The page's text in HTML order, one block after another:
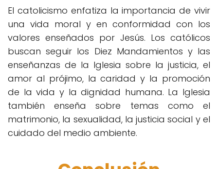
El catolicismo enfatiza la importancia de vivir
una vida moral y en conformidad con los
valores enseñados por Jesús. Los católicos
buscan seguir los Diez Mandamientos y las
enseñanzas de la Iglesia sobre la justicia, el
amor al prójimo, la caridad y la promoción
de la vida y la dignidad humana. La Iglesia
también enseña sobre temas como el
matrimonio, la sexualidad, la justicia social y el
cuidado del medio ambiente.